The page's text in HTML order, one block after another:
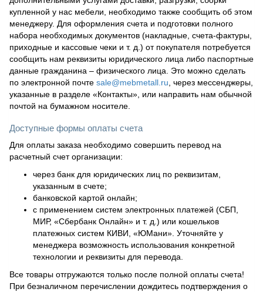
купленной у нас мебели, необходимо также сообщить об этом
менеджеру. Для оформления счета и подготовки полного
набора необходимых документов (накладные, счета-фактуры,
приходные и кассовые чеки и т. д.) от покупателя потребуется
сообщить нам реквизиты юридического лица либо паспортные
данные гражданина – физического лица. Это можно сделать
по электронной почте sale@mebmetall.ru , через мессенджеры,
указанные в разделе «Контакты», или направить нам обычной
почтой на бумажном носителе.
Доступные формы оплаты счета
Для оплаты заказа необходимо совершить перевод на
расчетный счет организации:
через банк для юридических лиц по реквизитам,
указанным в счете;
банковской картой онлайн;
с применением систем электронных платежей (СБП,
МИР, «Сбербанк Онлайн» и т. д.) или кошельков
платежных систем КИВИ, «ЮМани». Уточняйте у
менеджера возможность использования конкретной
технологии и реквизиты для перевода.
Все товары отгружаются только после полной оплаты счета!
При безналичном перечислении дождитесь подтверждения о